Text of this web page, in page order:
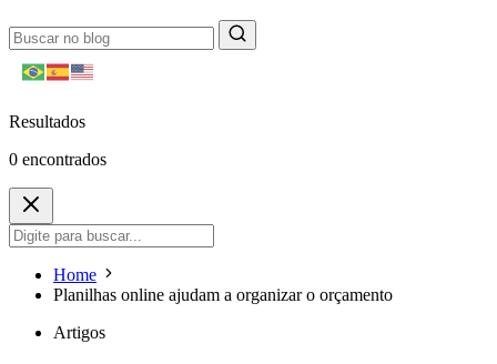
Resultados
0 encontrados
Home
Planilhas online ajudam a organizar o orçamento
Artigos